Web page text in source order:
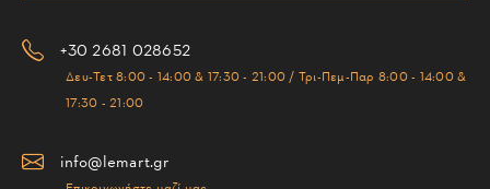
+30 2681 028652
Δευ-Τετ 8:00 - 14:00 & 17:30 - 21:00 / Τρι-Πεμ-Παρ 8:00 - 14:00 &
17:30 - 21:00
info@lemart.gr